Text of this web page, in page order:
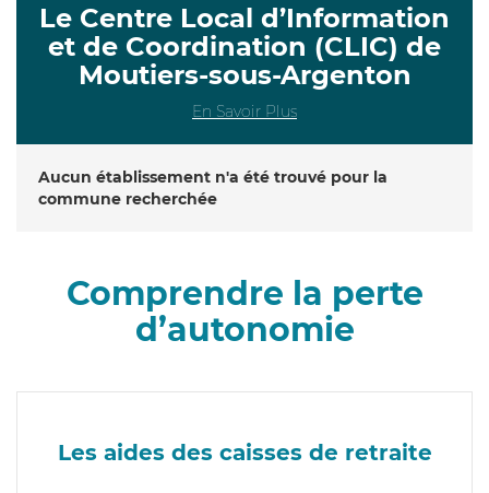
Le Centre Local d’Information
et de Coordination (CLIC) de
Moutiers-sous-Argenton
En Savoir Plus
Aucun établissement n'a été trouvé pour la
commune recherchée
Comprendre la perte
d’autonomie
Les aides des caisses de retraite